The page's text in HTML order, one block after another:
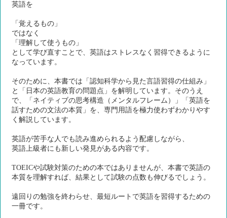
英語を
「覚えるもの」
ではなく
「理解して使うもの」
として学び直すことで、英語はストレスなく習得できるように
なっています。
そのために、本書では「認知科学から見た言語習得の仕組み」
と「日本の英語教育の問題点」を解明しています。そのうえ
で、「ネイティブの思考構造（メンタルフレーム）」「英語を
話すための文法の本質」を、専門用語を極力使わずわかりやす
く解説しています。
英語が苦手な人でも読み進められるよう配慮しながら、
英語上級者にも新しい発見がある内容です。
TOEICや試験対策のための本ではありませんが、本書で英語の
本質を理解すれば、結果として試験の点数も伸びるでしょう。
遠回りの勉強を終わらせ、最短ルートで英語を習得するための
一冊です。